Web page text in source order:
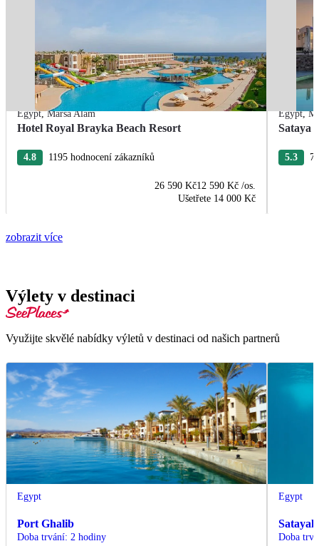
Egypt,Marsa Alam
Hotel Royal Brayka Beach Resort
4.8 1195 hodnocení zákazníků
26 590 Kč12 590 Kč /os.
Ušetřete 14 000 Kč
Egypt,
Sataya
5.3
zobrazit více
Výlety v destinaci
Využijte skvělé nabídky výletů v destinaci od našich partnerů
Egypt
Port Ghalib
Doba trvání: 2 hodiny
Egypt
Satayah
Doba